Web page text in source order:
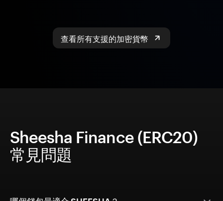
查看所有支援的加密貨幣
Sheesha Finance (ERC20)
常見問題